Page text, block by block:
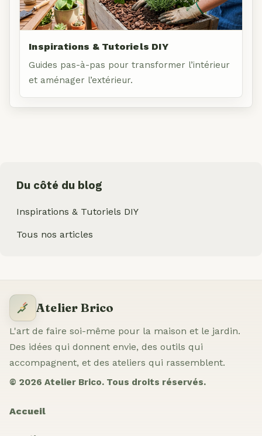
Inspirations & Tutoriels DIY
Guides pas-à-pas pour transformer l’intérieur
et aménager l’extérieur.
Du côté du blog
Inspirations & Tutoriels DIY
Tous nos articles
Atelier Brico
L'art de faire soi-même pour la maison et le jardin.
Des idées qui donnent envie, des outils qui
accompagnent, et des ateliers qui rassemblent.
© 2026 Atelier Brico. Tous droits réservés.
Accueil